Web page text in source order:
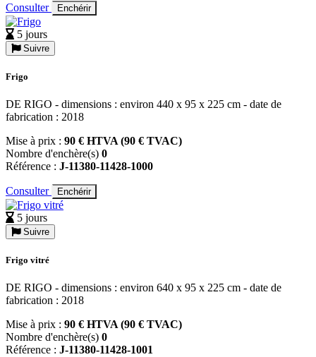
Consulter Enchérir
5 jours
Suivre
Frigo
DE RIGO - dimensions : environ 440 x 95 x 225 cm - date de
fabrication : 2018
Mise à prix : 90 € HTVA (90 € TVAC)
Nombre d'enchère(s) 0
Référence : J-11380-11428-1000
Consulter Enchérir
5 jours
Suivre
Frigo vitré
DE RIGO - dimensions : environ 640 x 95 x 225 cm - date de
fabrication : 2018
Mise à prix : 90 € HTVA (90 € TVAC)
Nombre d'enchère(s) 0
Référence : J-11380-11428-1001